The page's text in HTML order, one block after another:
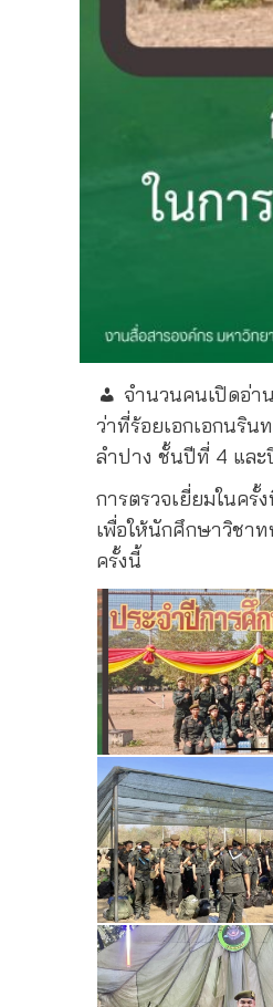
จำนวนคนเปิดอ่า
ว่าที่ร้อยเอกเอกนริน
ลำปาง ชั้นปีที่ 4 และ
การตรวจเยี่ยมในค
เพื่อให้นักศึกษาวิชา
ครั้งนี้